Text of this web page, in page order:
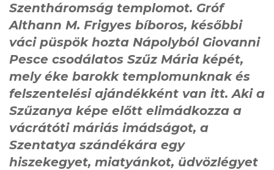
Szentháromság templomot. Gróf
Althann M. Frigyes bíboros, későbbi
váci püspök hozta Nápolyból Giovanni
Pesce csodálatos Szűz Mária képét,
mely éke barokk templomunknak és
felszentelési ajándékként van itt. Aki a
Szűzanya képe előtt elimádkozza a
vácrátóti máriás imádságot, a
Szentatya szándékára egy
hiszekegyet, miatyánkot, üdvözlégyet